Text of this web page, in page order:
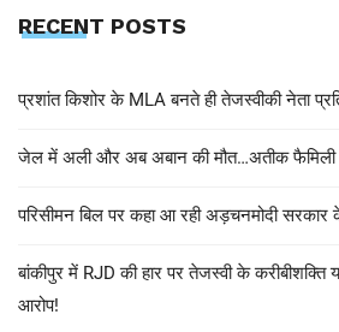
RECENT POSTS
प्रशांत किशोर के MLA बनते ही तेजस्वीकी नेता
जेल में अली और अब अबान की मौत…अतीक फैमिली
परिसीमन बिल पर कहा आ रही अड़चनमोदी
बांकीपुर में RJD की हार पर तेजस्वी के करीबीशक्ति
आरोप!